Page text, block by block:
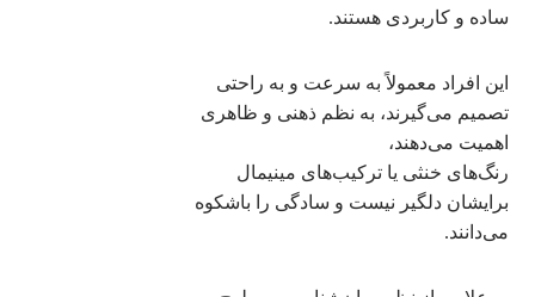
ساده و کاربردی هستند.
این افراد معمولاً به سرعت و به راحتی
تصمیم می‌گیرند، به نظم ذهنی و ظاهری
اهمیت می‌دهند،
رنگ‌های خنثی یا ترکیب‌های مینیمال
برایشان دلگیر نیست و سادگی را باشکوه
می‌دانند.